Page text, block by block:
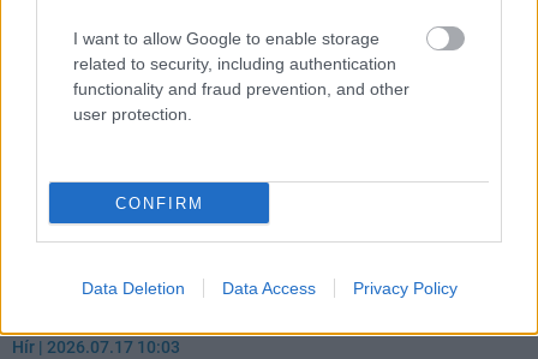
I want to allow Google to enable storage
related to security, including authentication
functionality and fraud prevention, and other
user protection.
CONFIRM
Data Deletion Data Access Privacy Policy
Phil Spencer lehetett volna Bobby Kotick utódja az
Hír | 2026.07.17 10:03